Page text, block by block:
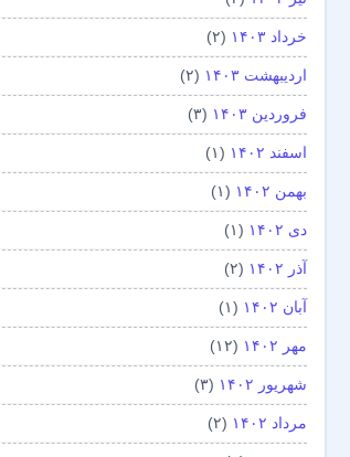
خرداد ۱۴۰۳ (۲)
اردیبهشت ۱۴۰۳ (۲)
فروردین ۱۴۰۳ (۳)
اسفند ۱۴۰۲ (۱)
بهمن ۱۴۰۲ (۱)
دی ۱۴۰۲ (۱)
آذر ۱۴۰۲ (۲)
آبان ۱۴۰۲ (۱)
مهر ۱۴۰۲ (۱۲)
شهریور ۱۴۰۲ (۳)
مرداد ۱۴۰۲ (۲)